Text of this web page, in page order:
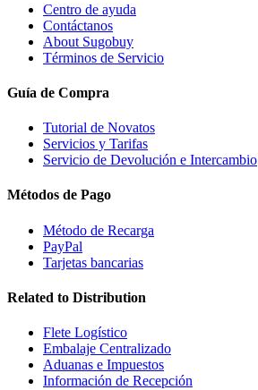
Centro de ayuda
Contáctanos
About Sugobuy
Términos de Servicio
Guía de Compra
Tutorial de Novatos
Servicios y Tarifas
Servicio de Devolución e Intercambio
Métodos de Pago
Método de Recarga
PayPal
Tarjetas bancarias
Related to Distribution
Flete Logístico
Embalaje Centralizado
Aduanas e Impuestos
Información de Recepción